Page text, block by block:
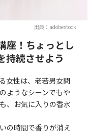
出典：adobestock
座！ちょっとし
持続させよう
女性は、老若男女問
ようなシーンでもや
、お気に入りの香水
の時間で香りが消え